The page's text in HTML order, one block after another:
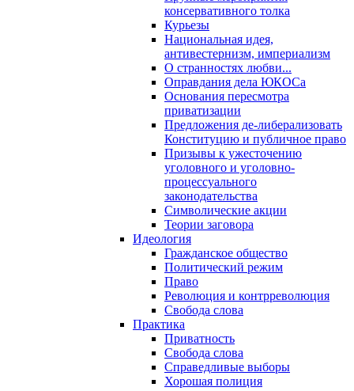
консервативного толка
Курьезы
Национальная идея,
антивестернизм, империализм
О странностях любви...
Оправдания дела ЮКОСа
Основания пересмотра
приватизации
Предложения де-либерализовать
Конституцию и публичное право
Призывы к ужесточению
уголовного и уголовно-
процессуального
законодательства
Символические акции
Теории заговора
Идеология
Гражданское общество
Политический режим
Право
Революция и контрреволюция
Свобода слова
Практика
Приватность
Свобода слова
Справедливые выборы
Хорошая полиция